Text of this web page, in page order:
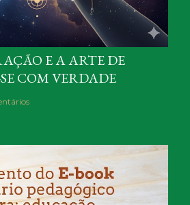
E A ARTE DE
COM VERDADE